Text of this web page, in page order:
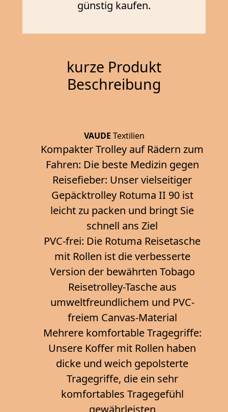
günstig kaufen.
kurze Produkt
Beschreibung
VAUDE Textilien
Kompakter Trolley auf Rädern zum
Fahren: Die beste Medizin gegen
Reisefieber: Unser vielseitiger
Gepäcktrolley Rotuma II 90 ist
leicht zu packen und bringt Sie
schnell ans Ziel
PVC-frei: Die Rotuma Reisetasche
mit Rollen ist die verbesserte
Version der bewährten Tobago
Reisetrolley-Tasche aus
umweltfreundlichem und PVC-
freiem Canvas-Material
Mehrere komfortable Tragegriffe:
Unsere Koffer mit Rollen haben
dicke und weich gepolsterte
Tragegriffe, die ein sehr
komfortables Tragegefühl